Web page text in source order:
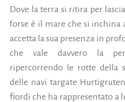
Dove la terra si ritira per
forse è il mare che si inchina
accetta la sua presenza in
che vale davvero la
ripercorrendo le rotte della
delle navi targate
fiordi che ha rappresentato a